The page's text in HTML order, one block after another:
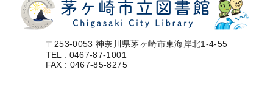
〒253-0053 神奈川県茅ヶ崎市東海岸北1-4-55
TEL : 0467-87-1001
FAX : 0467-85-8275